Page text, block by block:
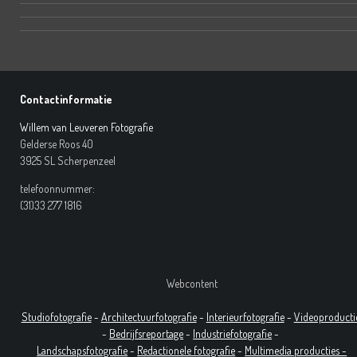
Contactinformatie
Willem van Leuveren Fotografie
Gelderse Roos 40
3925 SL Scherpenzeel
telefoonnummer:
(31)33 277 1816
Webcontent
Studiofotografie- Architectuurfotografie- Interieurfotografie-
- Bedrijfsreportage- Industriefotografie-
Landschapsfotografie- Redactionele fotografie- Multimedia producties -